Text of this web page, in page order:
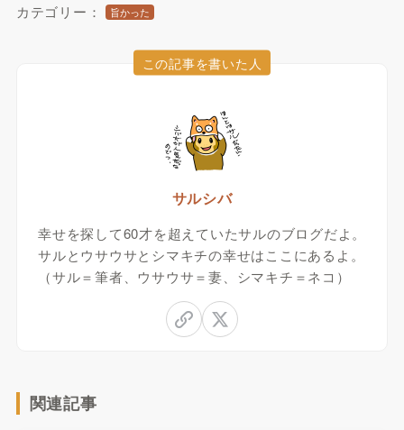
カテゴリー： 旨かった
この記事を書いた人
サルシバ
幸せを探して60才を超えていたサルのブログだよ。
サルとウサウサとシマキチの幸せはここにあるよ。
（サル＝筆者、ウサウサ＝妻、シマキチ＝ネコ）
関連記事